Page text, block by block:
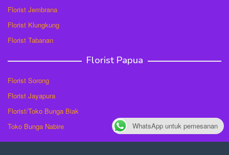
Florist Jembrana
Florist Klungkung
Florist Tabanan
Florist Papua
Florist Sorong
Florist Jayapura
Florist/Toko Bunga Biak
Toko Bunga Nabire
WhatsApp untuk pemesanan